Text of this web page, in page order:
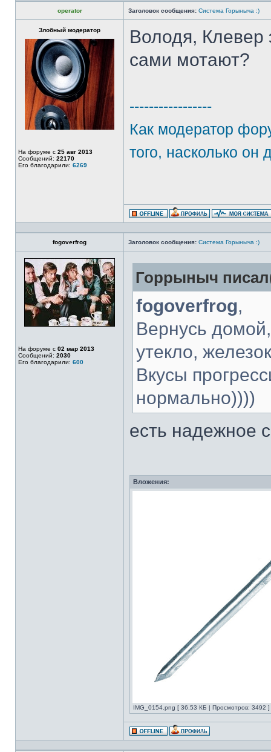
operator Заголовок сообщения: Система Горыныча :)
Злобный модератор
На форуме с 25 авг 2013
Сообщений: 22170
Его благодарили: 6269
Володя,
сами мотают?
-----------------
Как модератор
того, насколько он
fogoverfrog Заголовок сообщения: Система Горыныча :)
На форуме с 02 мар 2013
Сообщений: 2030
Его благодарили: 600
Горрыныч
fogoverfrog,
Вернусь
утекло,
Вкусы
нормально))))
есть надежное
Вложения:
IMG_0154.png [ 36.53 КБ | Просмотров: 3492 ]